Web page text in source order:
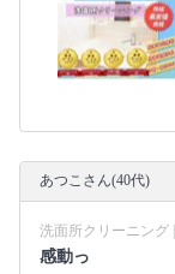
あつこさん(40代)
洗面所クリーニング
感動っ